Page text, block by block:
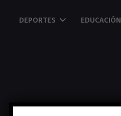
DEPORTES EDUCACIÓN